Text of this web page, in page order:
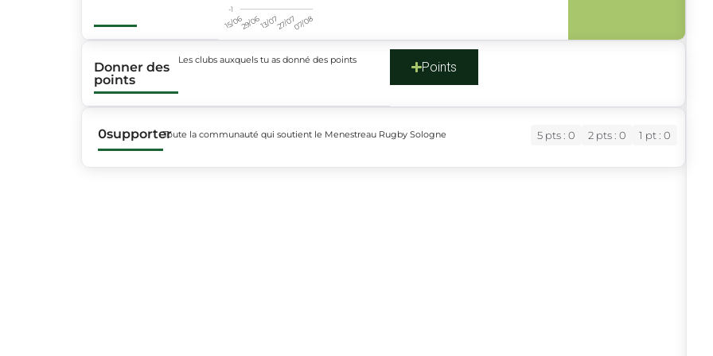
15/0629/0613/0727/0707/08
-1
Donner des
points
Les clubs auxquels tu as donné des points Points
0supporter 5 pts : 0 2 pts : 0 1 pt : 0
Toute la communauté qui soutient le Menestreau Rugby Sologne